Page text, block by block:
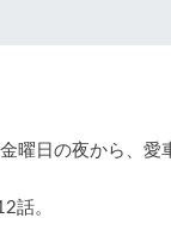
曜日の夜から、愛
話。